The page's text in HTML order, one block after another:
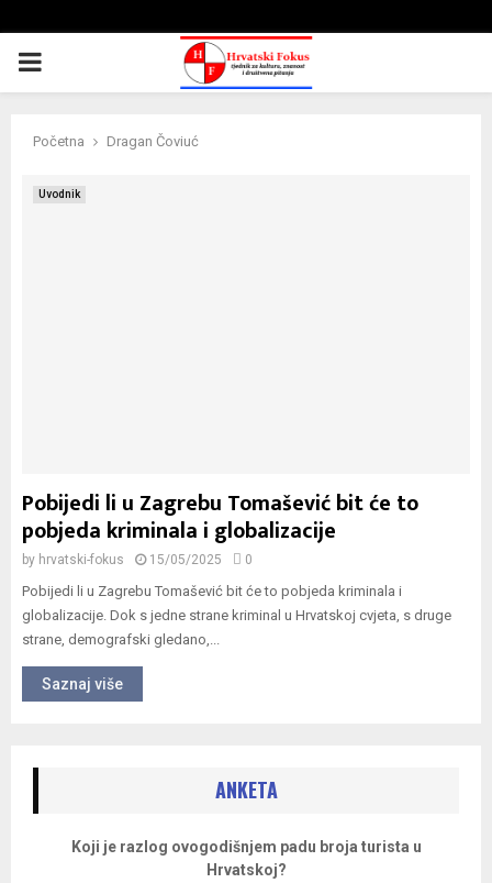
PRIMARY
Početna Dragan Čoviuć
Uvodnik
Pobijedi li u Zagrebu Tomašević bit će to
pobjeda kriminala i globalizacije
by hrvatski-fokus 15/05/2025 0
Pobijedi li u Zagrebu Tomašević bit će to pobjeda kriminala i
globalizacije. Dok s jedne strane kriminal u Hrvatskoj cvjeta, s druge
strane, demografski gledano,...
Saznaj više
ANKETA
Koji je razlog ovogodišnjem padu broja turista u
Hrvatskoj?